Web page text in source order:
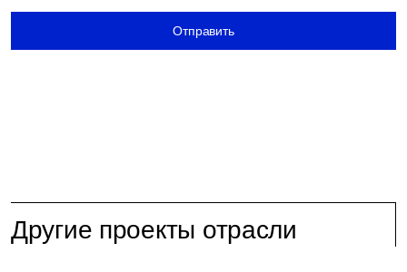
Отправить
Другие проекты отрасли